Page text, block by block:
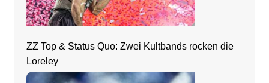
ZZ Top & Status Quo: Zwei Kultbands rocken die
Loreley